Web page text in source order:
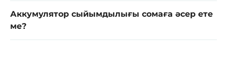
Аккумулятор сыйымдылығы сомаға әсер ете
ме?